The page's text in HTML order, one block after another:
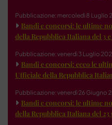
Pubblicazione: mercoledì 8 Luglio
Bandi e concorsi: le ultime
della Repubblica Italiana del 3
Pubblicazione: venerdì 3 Luglio
Bandi e concorsi: ecco le
Ufficiale della Repubblica
Pubblicazione: venerdì 26 Giugno
Bandi e concorsi: le ultime
della Repubblica Italiana del